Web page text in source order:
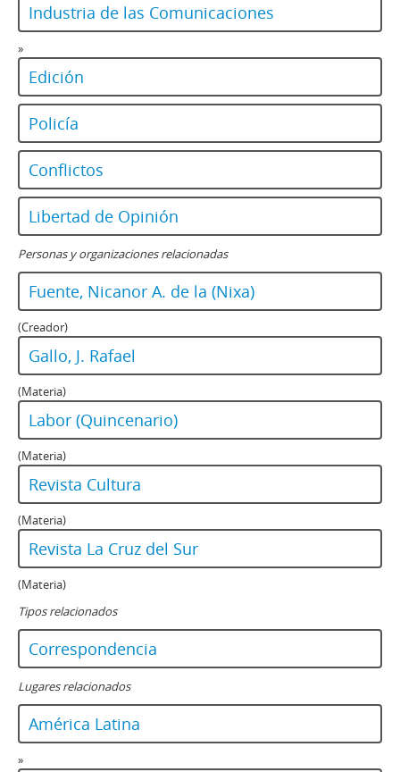
Industria de las Comunicaciones
»
Edición
Policía
Conflictos
Libertad de Opinión
Personas y organizaciones relacionadas
Fuente, Nicanor A. de la (Nixa)
(Creador)
Gallo, J. Rafael
(Materia)
Labor (Quincenario)
(Materia)
Revista Cultura
(Materia)
Revista La Cruz del Sur
(Materia)
Tipos relacionados
Correspondencia
Lugares relacionados
América Latina
»